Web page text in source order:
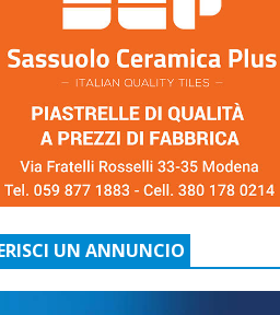
UN ANNUNCIO